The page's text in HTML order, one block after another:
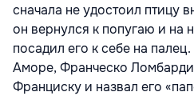
сначала не удостоил птицу
он вернулся к попугаю и на
посадил его к себе на
Аморе, Франческо
Франциску и назвал его